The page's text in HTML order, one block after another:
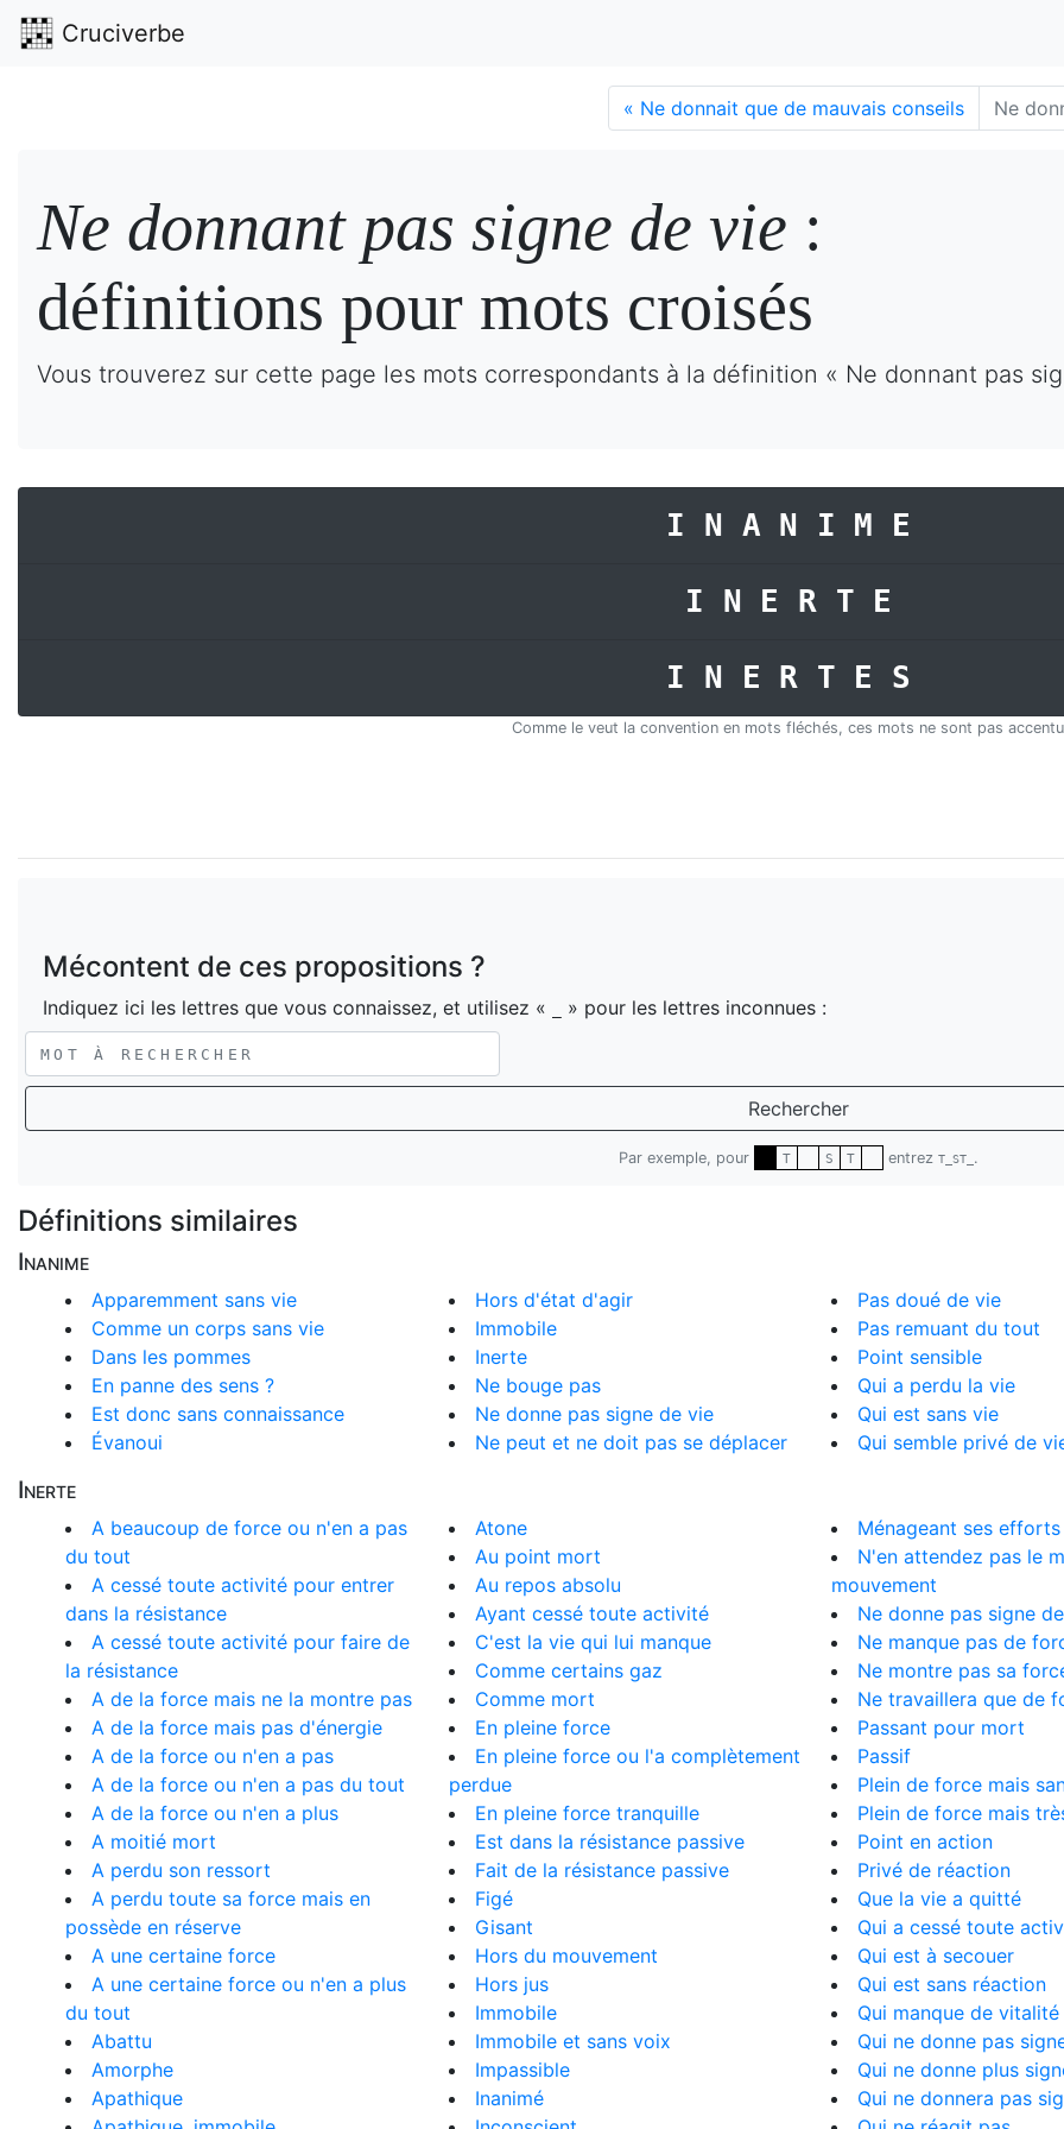
Cruciverbe
« Ne donnait que de mauvais conseils Ne
Ne donnant pas signe de vie :
définitions pour mots croisés
Vous trouverez sur cette page les mots correspondants à la définition « Ne donnant pas
INANIME
INERTE
INERTES
Comme le veut la convention en mots fléchés, ces mots ne sont pas
Mécontent de ces propositions ?
Indiquez ici les lettres que vous connaissez, et utilisez « » pour les lettres inconnues :
Rechercher
Par exemple, pour T S T entrez T_ST_ .
Définitions similaires
Inanime
Apparemment sans vie
Comme un corps sans vie
Dans les pommes
En panne des sens ?
Est donc sans connaissance
Évanoui
Hors d'état d'agir
Immobile
Inerte
Ne bouge pas
Ne donne pas signe de vie
Ne peut et ne doit pas se déplacer
Pas doué de vie
Pas remuant du tout
Point sensible
Qui a perdu la vie
Qui est sans vie
Qui semble privé de
Inerte
A beaucoup de force ou n'en a pas
du tout
A cessé toute activité pour entrer
dans la résistance
A cessé toute activité pour faire de
la résistance
A de la force mais ne la montre pas
A de la force mais pas d'énergie
A de la force ou n'en a pas
A de la force ou n'en a pas du tout
A de la force ou n'en a plus
A moitié mort
A perdu son ressort
A perdu toute sa force mais en
possède en réserve
A une certaine force
A une certaine force ou n'en a plus
du tout
Abattu
Amorphe
Apathique
Atone
Au point mort
Au repos absolu
Ayant cessé toute activité
C'est la vie qui lui manque
Comme certains gaz
Comme mort
En pleine force
En pleine force ou l'a complètement
perdue
En pleine force tranquille
Est dans la résistance passive
Fait de la résistance passive
Figé
Gisant
Hors du mouvement
Hors jus
Immobile
Immobile et sans voix
Impassible
Inanimé
Ménageant ses efforts
N'en attendez pas le
mouvement
Ne donne pas signe
Ne manque pas de
Ne montre pas sa
Ne travaillera que de
Passant pour mort
Passif
Plein de force mais
Plein de force mais
Point en action
Privé de réaction
Que la vie a quitté
Qui a cessé toute
Qui est à secouer
Qui est sans réaction
Qui manque de vitalité
Qui ne donne pas
Qui ne donne plus
Qui ne donnera pas